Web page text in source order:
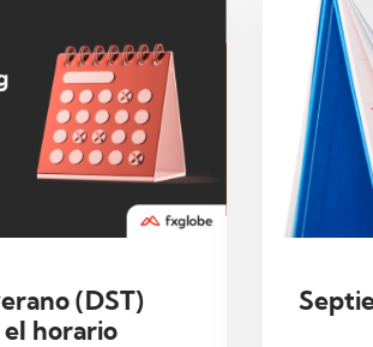
(DST)
el horario